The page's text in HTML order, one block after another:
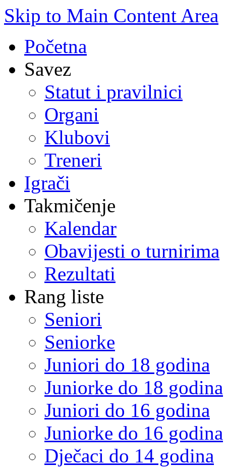
Skip to Main Content Area
Početna
Savez
Statut i pravilnici
Organi
Klubovi
Treneri
Igrači
Takmičenje
Kalendar
Obavijesti o turnirima
Rezultati
Rang liste
Seniori
Seniorke
Juniori do 18 godina
Juniorke do 18 godina
Juniori do 16 godina
Juniorke do 16 godina
Dječaci do 14 godina